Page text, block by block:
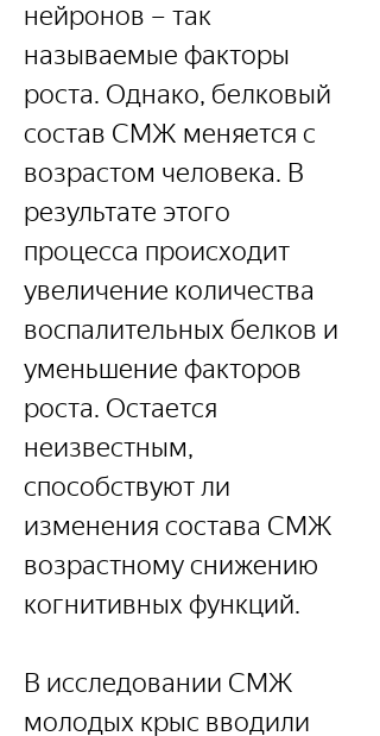
нейронов – так
называемые факторы
роста. Однако, белковый
состав СМЖ меняется с
возрастом человека. В
результате этого
процесса происходит
увеличение количества
воспалительных белков и
уменьшение факторов
роста. Остается
неизвестным,
способствуют ли
изменения состава СМЖ
возрастному снижению
когнитивных функций.
В исследовании СМЖ
молодых крыс вводили